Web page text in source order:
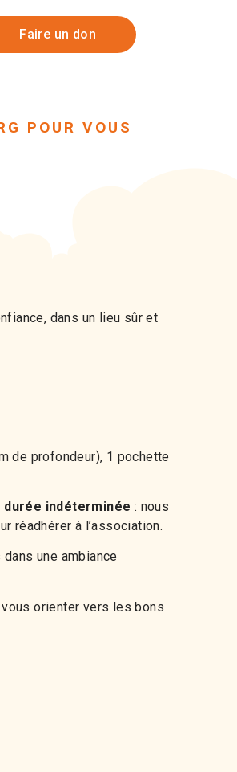
Faire un don
POUR VOUS
dans un lieu sûr et
de profondeur), 1 pochette
durée indéterminée : nous
réadhérer à l’association.
une ambiance
vous orienter vers les bons